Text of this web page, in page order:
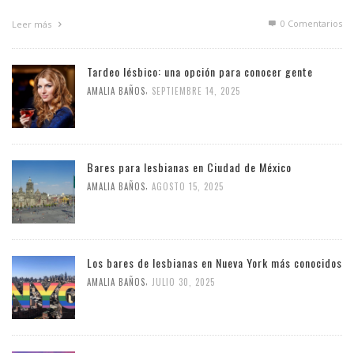
Leer más 0 Comentarios
Tardeo lésbico: una opción para conocer gente
AMALIA BAÑOS, SEPTIEMBRE 14, 2025
Bares para lesbianas en Ciudad de México
AMALIA BAÑOS, AGOSTO 15, 2025
Los bares de lesbianas en Nueva York más conocidos
AMALIA BAÑOS, JULIO 30, 2025